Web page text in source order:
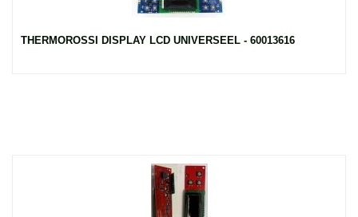
THERMOROSSI DISPLAY LCD UNIVERSEEL - 60013616